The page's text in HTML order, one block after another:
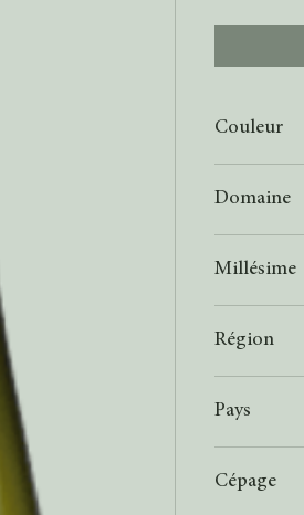
Couleur
Domaine
Millésime
Région
Pays
Cépage